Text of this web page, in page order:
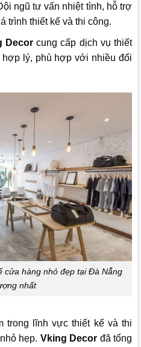
ngũ tư vấn nhiệt tình, hỗ trợ
trình thiết kế và thi công.
Decorcung cấp dịch vụ thiết
lý, phù hợp với nhiều đối
cửa hàng nhỏ đẹp tại Đà Nẵng
nhất
trong lĩnh vực thiết kế và thi
hẹp. Vking Decor đã tổng